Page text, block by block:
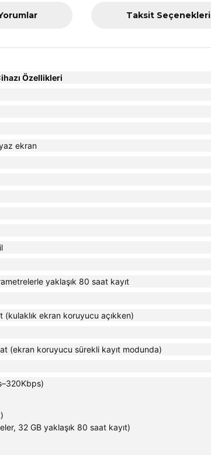
Taksit Seçenekleri
Özellikleri
ekran
yaklaşık 80 saat kayıt
(kulaklık ekran koruyucu açıkken)
(ekran koruyucu sürekli kayıt modunda)
32 GB yaklaşık 80 saat kayıt)